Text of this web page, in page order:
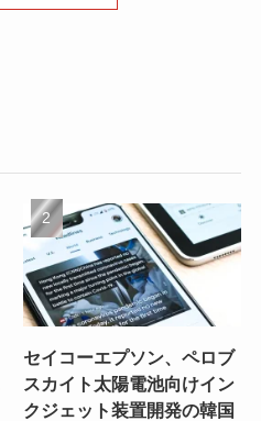
セイコーエプソン、ペロブ
スカイト太陽電池向けイン
クジェット装置開発の韓国